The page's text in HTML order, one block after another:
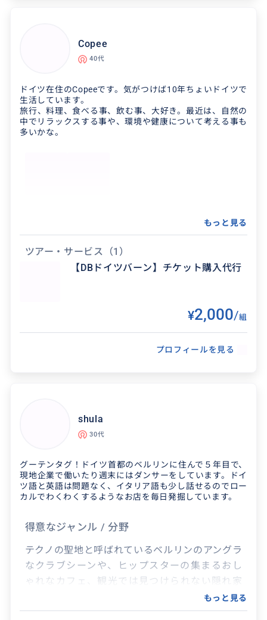
得意なジャンル / 分野
テーガン湖 カジノ（BJ、ルーレット） 街中&郊
Copee
40代
ドイツ在住のCopeeです。気がつけば10年ちょいドイツで
生活しています。
旅行、料理、食べる事、飲む事、大好き。最近は、自然の
中でリラックスする事や、環境や健康について考える事も
多いかな。
のレストランやカフェ、ショートトリップをご
案内できます。背伸びをせず、飾らずに、ドイツ
もっと見る
ツアー・サービス
（1）
【DBドイツバーン】チケット購入代行
¥2,000/組
プロフィールを見る
shula
30代
グーテンタグ！ドイツ首都のベルリンに住んで５年目で、
現地企業で働いたり週末にはダンサーをしています。ドイ
ツ語と英語は問題なく、イタリア語も少し話せるのでロー
カルでわくわくするようなお店を毎日発掘しています。
得意なジャンル / 分野
テクノの聖地と呼ばれているベルリンのアングラ
なクラブシーンや、ヒップスターの集まるおし
ゃれなカフェ、観光では見つけられない隠れ家
もっと見る